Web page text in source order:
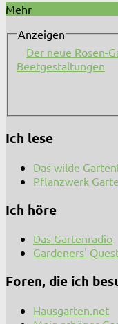
Mehr
Anzeigen
Der neue Rosen-
Beetgestaltungen
Ich lese
Das wilde
Pflanzwerk
Ich höre
Das Gartenradio
Gardeners'
Foren, die ich
Hausgarten.net